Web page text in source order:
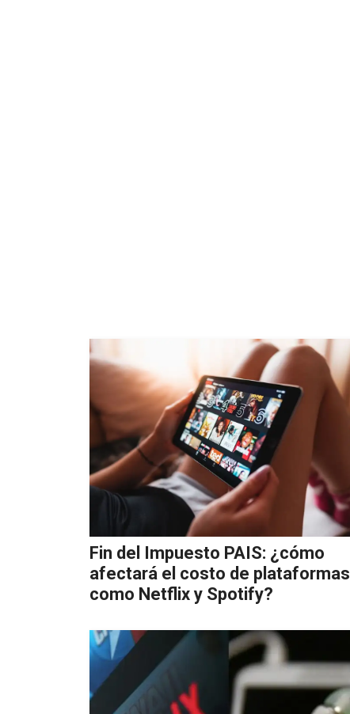
Fin del Impuesto PAIS: ¿cómo
afectará el costo de plataformas
como Netflix y Spotify?